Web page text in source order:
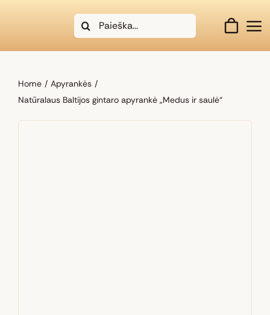
Search
for:
Home
Apyrankės
Natūralaus Baltijos gintaro apyrankė „Medus ir saulė“